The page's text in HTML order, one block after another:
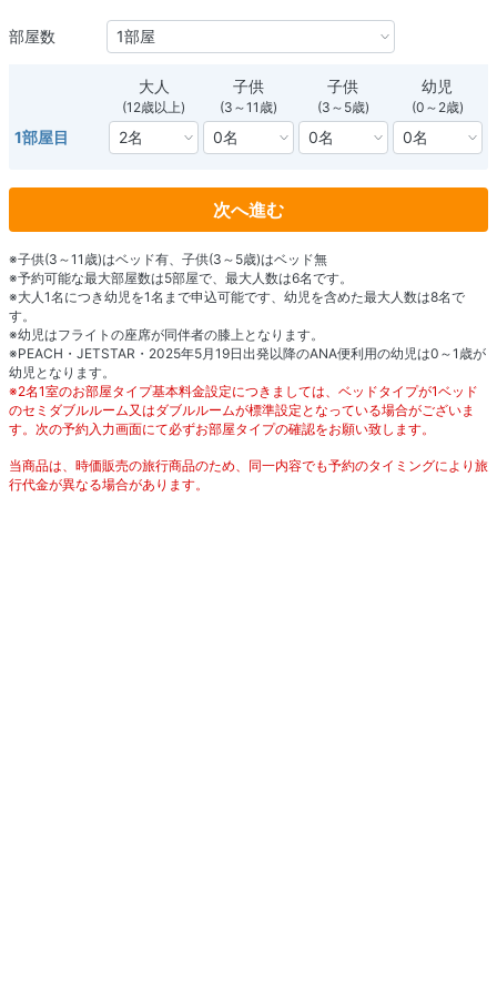
部屋数
大人
(12歳以上)
子供
(3～11歳)
子供
(3～5歳)
幼児
(0～2歳)
1部屋目
次へ進む
※子供(3～11歳)はベッド有、子供(3～5歳)はベッド無
※予約可能な最大部屋数は5部屋で、最大人数は6名です。
※大人1名につき幼児を1名まで申込可能です、幼児を含めた最大人数は8名で
す。
※幼児はフライトの座席が同伴者の膝上となります。
※PEACH・JETSTAR・2025年5月19日出発以降のANA便利用の幼児は0～1歳が
幼児となります。
※2名1室のお部屋タイプ基本料金設定につきましては、ベッドタイプが1ベッド
のセミダブルルーム又はダブルルームが標準設定となっている場合がございま
す。次の予約入力画面にて必ずお部屋タイプの確認をお願い致します。
当商品は、時価販売の旅行商品のため、同一内容でも予約のタイミングにより旅
行代金が異なる場合があります。